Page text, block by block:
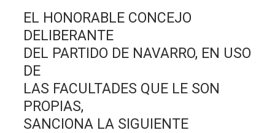
EL HONORABLE CONCEJO
DELIBERANTE
DEL PARTIDO DE NAVARRO, EN USO
DE
LAS FACULTADES QUE LE SON
PROPIAS,
SANCIONA LA SIGUIENTE